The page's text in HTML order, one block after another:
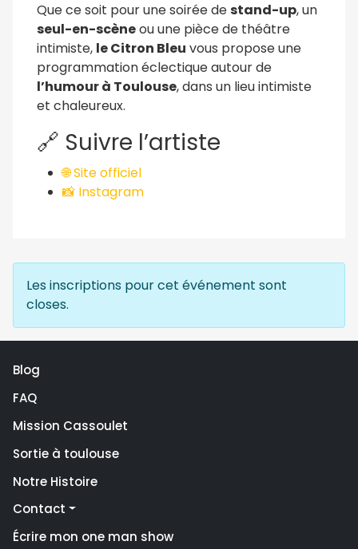
Que ce soit pour une soirée destand-up, un
seul-en-scèneou une pièce de théâtre
intimiste, le Citron Bleu vous propose une
programmation éclectique autour de
l’humour à Toulouse, dans un lieu intimiste
et chaleureux.
🔗 Suivre l’artiste
🌐 Site officiel
📸 Instagram
Les inscriptions pour cet événement sont
closes.
Blog
FAQ
Mission Cassoulet
Sortie à toulouse
Notre Histoire
Contact
Écrire mon one man show